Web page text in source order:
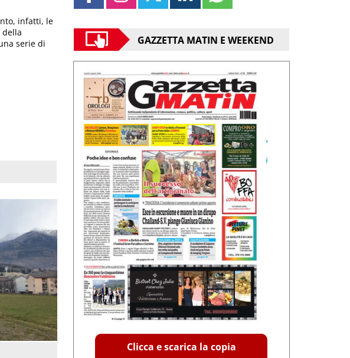
infatti, le
della
serie di
GAZZETTA MATIN E WEEKEND
Clicca e scarica la copia